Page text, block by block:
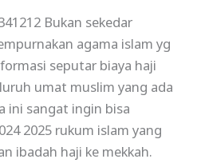
Bukan sekedar
agama islam yg
seputar biaya haji
umat muslim yang ada
ini sangat ingin bisa
2025 rukum islam yang
ibadah haji ke mekkah.